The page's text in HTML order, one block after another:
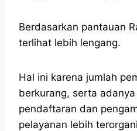
Berdasarkan pantauan
terlihat lebih lengang.
Hal ini karena jumlah
berkurang, serta
pendaftaran dan
pelayanan lebih